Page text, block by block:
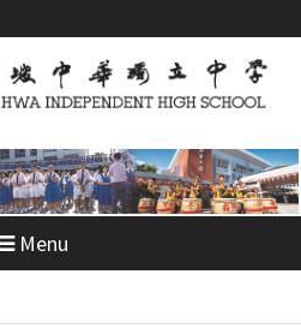
Menu